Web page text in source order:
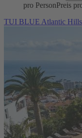
pro PersonPreis
TUI BLUE Atlantic